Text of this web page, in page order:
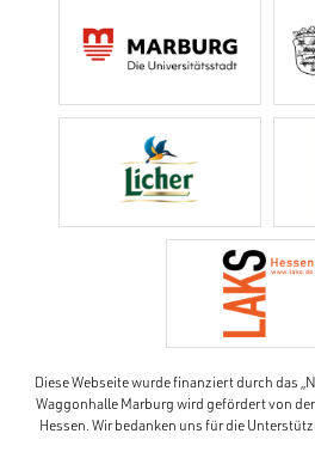
Diese Webseite wurde finanziert durch das
Waggonhalle Marburg wird gefördert von
Hessen. Wir bedanken uns für die